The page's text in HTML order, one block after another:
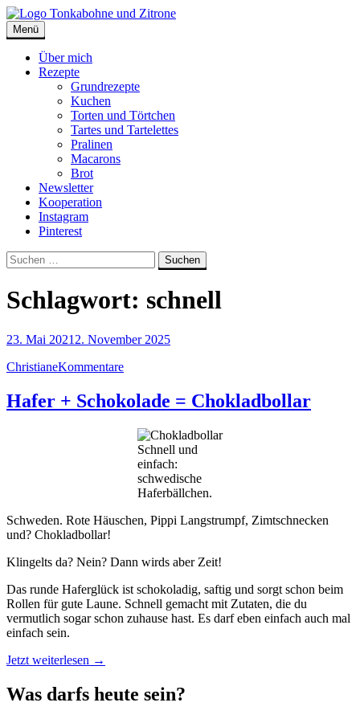
Skip
to
content
Tonkabohne und Zitrone | Backblog
Backblog
Menü
Über mich
Rezepte
Grundrezepte
Kuchen
Torten und Törtchen
Tartes und Tartelettes
Pralinen
Macarons
Brot
Newsletter
Kooperation
Instagram
Pinterest
Suche
Suchen
nach:
Schlagwort: schnell
23. Mai 2021 2. November 2025
ChristianeKommentare
Hafer + Schokolade = Chokladbollar
Schnell und
einfach:
schwedische
Haferbällchen.
Schweden. Rote Häuschen, Pippi Langstrumpf, Zimtschnecken
und? Chokladbollar!
Klingelts da? Nein? Dann wirds aber Zeit!
Das runde Haferglück ist schokoladig, saftig und sorgt schon beim
Rollen für gute Laune. Schnell gemacht mit Zutaten, die du
vermutlich sogar schon zuhause hast. Es darf eben einfach auch mal
einfach sein.
Jetzt weiterlesen „Hafer
Schokolade
=
→
Was darfs heute sein?